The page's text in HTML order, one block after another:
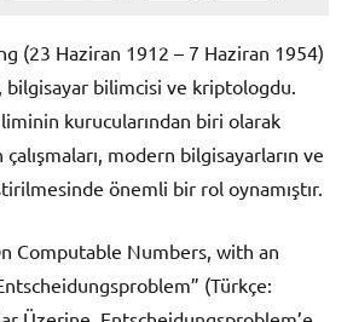
(23 Haziran 1912 – 7 Haziran 1954)
bilimcisi ve kriptologdu.
kurucularından biri olarak
modern bilgisayarların ve
önemli bir rol oynamıştır.
Computable Numbers, with an
(Türkçe: